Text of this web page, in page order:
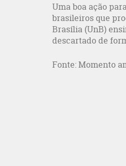
Uma boa ação
brasileiros que
Brasília (UnB)
descartado de
Fonte: Momento